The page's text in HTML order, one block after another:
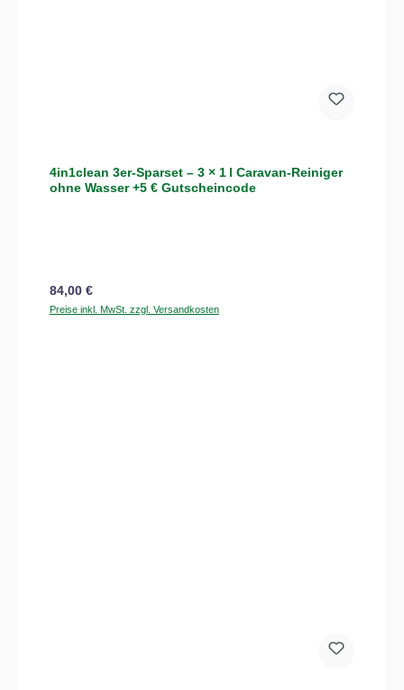
4in1clean 3er-Sparset – 3 × 1 l Caravan-Reiniger
ohne Wasser +5 € Gutscheincode
Regulärer Preis:
84,00 €
Preise inkl. MwSt. zzgl. Versandkosten